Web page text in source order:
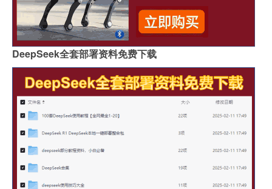
DeepSeek全套部署资料免费下载